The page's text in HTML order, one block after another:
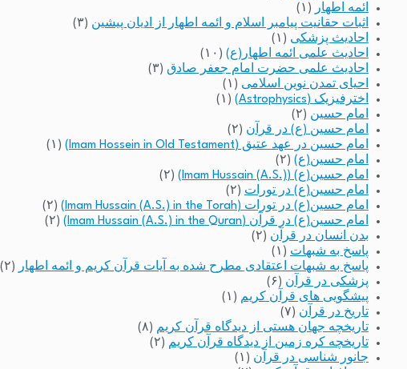
ائمه اطهار
(۱)
اثبات حقانیت پیامبر اسلام و ائمه اطهار از ادیان پیشین (۳)
احادیث پزشکی (۱)
احادیث علمی ائمه اطهار(ع) (۱۰)
احادیث علمی حضرت امام جعفر صادق (۳)
احیای تمدن نوین اسلامی (۱)
اخترفیزیک (Astrophysics)
(۱)
امام حسین (۲)
امام حسین (ع) در قرآن (۲)
امام حسین در عهد عتیق (Imam Hossein in Old Testament)
(۱)
امام حسین(ع) (۲)
امام حسین(ع) (Imam Hussain (A.S.))
(۲)
امام حسین(ع) در تورات (۲)
امام حسین(ع) در تورات (Imam Hussain (A.S.) in the Torah)
(۲)
امام حسین(ع) در قرآن (Imam Hussain (A.S.) in the Quran)
(۲)
بدن انسان در قرآن (۲)
پاسخ به شبهات (۱)
پاسخ به شبهات اعتقادی مطرح شده به آیات قرآن کریم و ائمه اطهار
(۲)
پزشکی در قرآن (۶)
پیشگویی های قرآن کریم (۱)
تاریخ در قرآن (۷)
تاریخچه جهان هستی از دیدگاه قرآن کریم (۸)
تاریخچه کره زمین از دیدگاه قرآن کریم (۲)
جانور شناسی در قرآن (۱)